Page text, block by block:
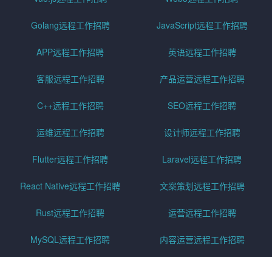
Golang远程工作招聘 JavaScript远程工作招聘
APP远程工作招聘 英语远程工作招聘
客服远程工作招聘 产品运营远程工作招聘
C++远程工作招聘 SEO远程工作招聘
运维远程工作招聘 设计师远程工作招聘
Flutter远程工作招聘 Laravel远程工作招聘
React Native远程工作招聘 文案策划远程工作招聘
Rust远程工作招聘 运营远程工作招聘
MySQL远程工作招聘 内容运营远程工作招聘